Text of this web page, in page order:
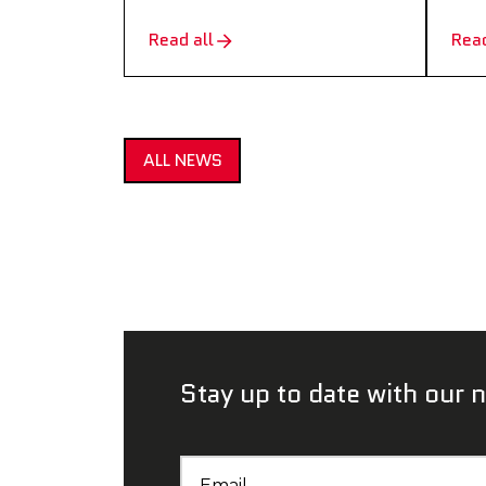
Read all
ALL NEWS
Stay up to date with our
Email